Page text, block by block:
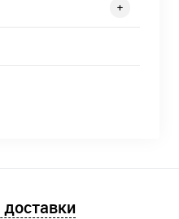
доставки